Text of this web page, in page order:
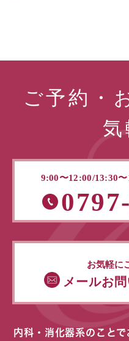
ご予約・
気
9:00〜12:00/13:30〜
お気軽に
メールお
内科・消化器系のこと